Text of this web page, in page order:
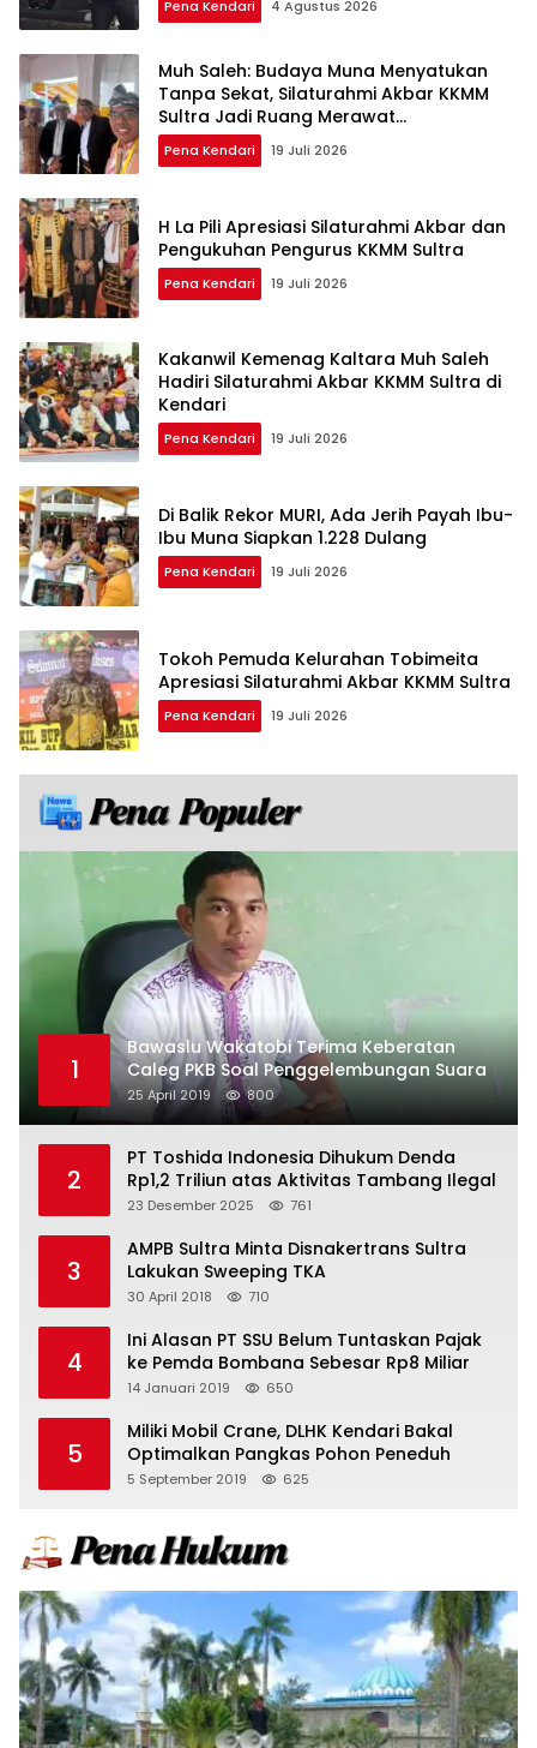
Pena Kendari 4 Agustus 2026
Muh Saleh: Budaya Muna Menyatukan
Tanpa Sekat, Silaturahmi Akbar KKMM
Sultra Jadi Ruang Merawat
Persaudaraan
Pena Kendari 19 Juli 2026
H La Pili Apresiasi Silaturahmi Akbar dan
Pengukuhan Pengurus KKMM Sultra
Pena Kendari 19 Juli 2026
Kakanwil Kemenag Kaltara Muh Saleh
Hadiri Silaturahmi Akbar KKMM Sultra di
Kendari
Pena Kendari 19 Juli 2026
Di Balik Rekor MURI, Ada Jerih Payah Ibu-
Ibu Muna Siapkan 1.228 Dulang
Pena Kendari 19 Juli 2026
Tokoh Pemuda Kelurahan Tobimeita
Apresiasi Silaturahmi Akbar KKMM Sultra
Pena Kendari 19 Juli 2026
1
Bawaslu Wakatobi Terima Keberatan
Caleg PKB Soal Penggelembungan Suara
25 April 2019 800
2
PT Toshida Indonesia Dihukum Denda
Rp1,2 Triliun atas Aktivitas Tambang Ilegal
23 Desember 2025 761
3
AMPB Sultra Minta Disnakertrans Sultra
Lakukan Sweeping TKA
30 April 2018 710
4
Ini Alasan PT SSU Belum Tuntaskan Pajak
ke Pemda Bombana Sebesar Rp8 Miliar
14 Januari 2019 650
5
Miliki Mobil Crane, DLHK Kendari Bakal
Optimalkan Pangkas Pohon Peneduh
5 September 2019 625